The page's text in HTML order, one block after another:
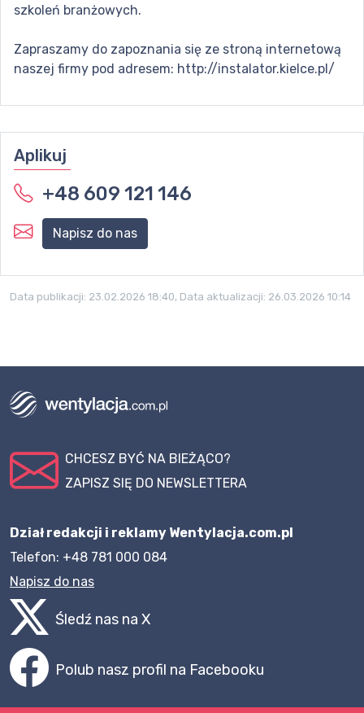
szkoleń branżowych.
Zapraszamy do zapoznania się ze stroną internetową
naszej firmy pod adresem: http://instalator.kielce.pl/
Aplikuj
+48 609 121 146
Napisz do nas
Data publikacji: 23.02.2026 18:40, Data aktualizacji: 26.03.2026 10:14
CHCESZ BYĆ NA BIEŻĄCO?
ZAPISZ SIĘ DO NEWSLETTERA
Dział redakcji i reklamy Wentylacja.com.pl
Telefon: +48 781 000 084
Napisz do nas
Śledź nas na X
Polub nasz profil na Facebooku